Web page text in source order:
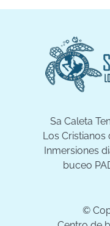
Sa Caleta
Los Cristianos
Inmersiones
buceo
©